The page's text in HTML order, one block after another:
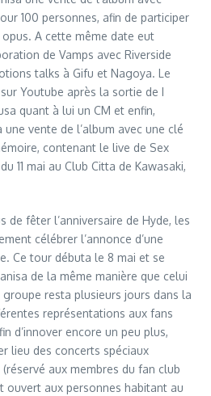
100 personnes, afin de participer
A cette même date eut
de Vamps avec Riverside
talks à Gifu et Nagoya. Le
Youtube après la sortie de I
quant à lui un CM et enfin,
vente de l’album avec une clé
contenant le live de Sex
11 mai au Club Citta de Kawasaki,
de fêter l’anniversaire de Hyde, les
célébrer l’annonce d’une
Ce tour débuta le 8 mai et se
de la même manière que celui
groupe resta plusieurs jours dans la
représentations aux fans
d’innover encore un peu plus,
lieu des concerts spéciaux
aux membres du fan club
ouvert aux personnes habitant au